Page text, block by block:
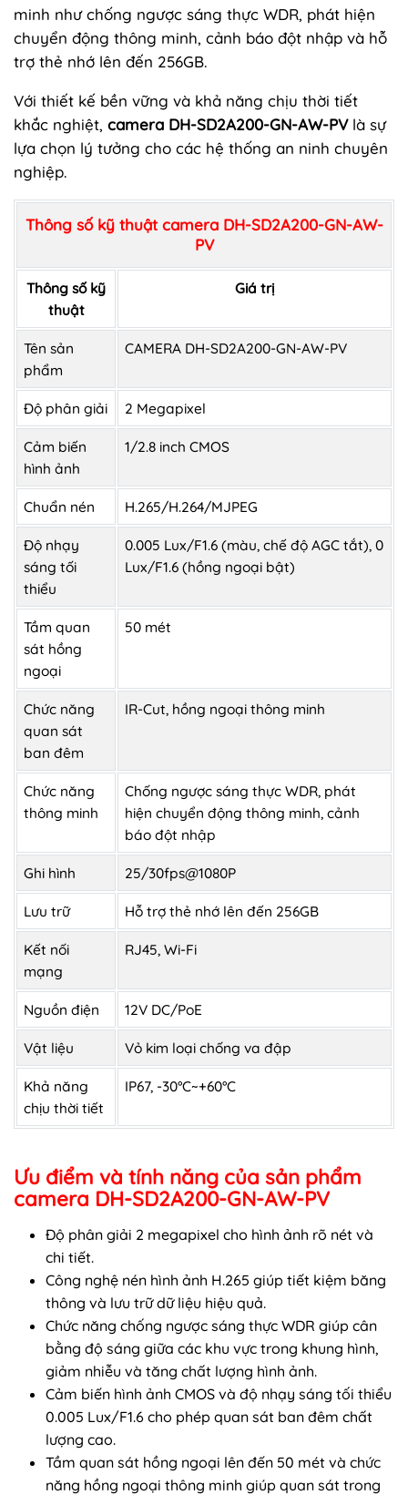
minh như chống ngược sáng thực WDR, phát hiện
chuyển động thông minh, cảnh báo đột nhập và hỗ
trợ thẻ nhớ lên đến 256GB.
Với thiết kế bền vững và khả năng chịu thời tiết
khắc nghiệt, camera DH-SD2A200-GN-AW-PVlà sự
lựa chọn lý tưởng cho các hệ thống an ninh chuyên
nghiệp.
Thông số kỹ thuật camera DH-SD2A200-GN-AW-
PV
Thông số kỹ
thuật
Giá trị
Tên sản
phẩm
CAMERA DH-SD2A200-GN-AW-PV
Độ phân giải 2 Megapixel
Cảm biến
hình ảnh
1/2.8 inch CMOS
Chuẩn nén H.265/H.264/MJPEG
Độ nhạy
sáng tối
thiểu
0.005 Lux/F1.6 (màu, chế độ AGC tắt), 0
Lux/F1.6 (hồng ngoại bật)
Tầm quan
sát hồng
ngoại
50 mét
Chức năng
quan sát
ban đêm
IR-Cut, hồng ngoại thông minh
Chức năng
thông minh
Chống ngược sáng thực WDR, phát
hiện chuyển động thông minh, cảnh
báo đột nhập
Ghi hình 25/30fps@1080P
Lưu trữ Hỗ trợ thẻ nhớ lên đến 256GB
Kết nối
mạng
RJ45, Wi-Fi
Nguồn điện 12V DC/PoE
Vật liệu Vỏ kim loại chống va đập
Khả năng
chịu thời tiết
IP67, -30°C~+60°C
Ưu điểm và tính năng của sản phẩm
camera DH-SD2A200-GN-AW-PV
Độ phân giải 2 megapixel cho hình ảnh rõ nét và
chi tiết.
Công nghệ nén hình ảnh H.265 giúp tiết kiệm băng
thông và lưu trữ dữ liệu hiệu quả.
Chức năng chống ngược sáng thực WDR giúp cân
bằng độ sáng giữa các khu vực trong khung hình,
giảm nhiễu và tăng chất lượng hình ảnh.
Cảm biến hình ảnh CMOS và độ nhạy sáng tối thiểu
0.005 Lux/F1.6 cho phép quan sát ban đêm chất
lượng cao.
Tầm quan sát hồng ngoại lên đến 50 mét và chức
năng hồng ngoại thông minh giúp quan sát trong